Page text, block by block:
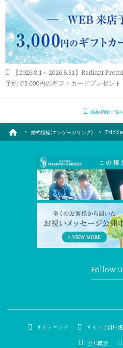
【2026.8.1～2026.8.31】Radiant
予約で3,000円のギフトカードプレゼント
婚約指輪一覧
婚約指輪(エンゲージリング)
Follow
サイトマップ サイトご利用
会社概要